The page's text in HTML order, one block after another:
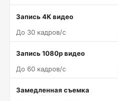
Запись 4K видео
До 30 кадров/c
Запись 1080p видео
До 60 кадров/c
Замедленная съемка